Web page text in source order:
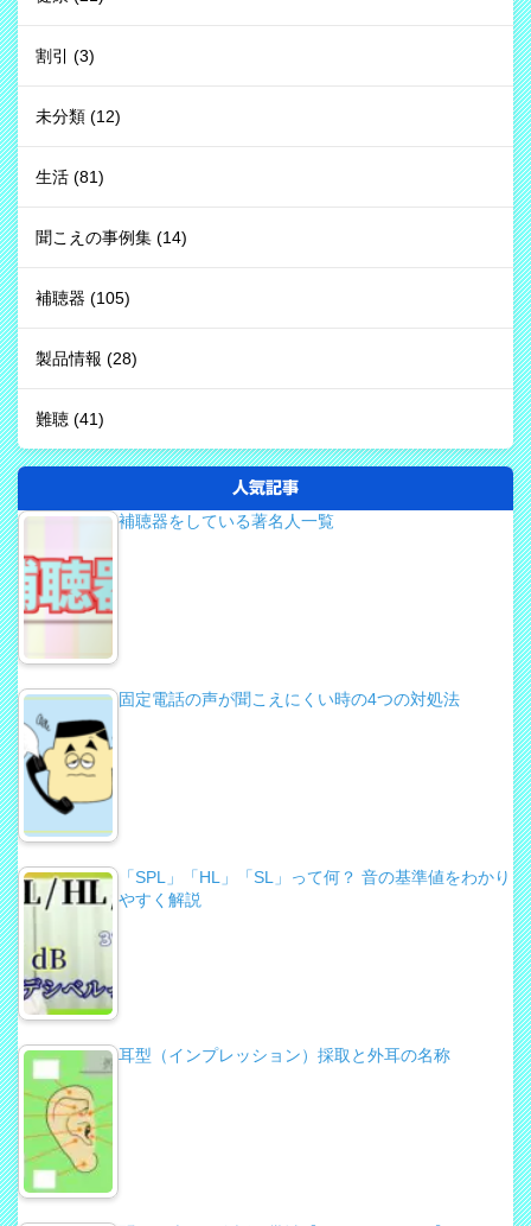
割引 (3)
未分類 (12)
生活 (81)
聞こえの事例集 (14)
補聴器 (105)
製品情報 (28)
難聴 (41)
人気記事
補聴器をしている著名人一覧
固定電話の声が聞こえにくい時の4つの対処法
「SPL」「HL」「SL」って何？ 音の基準値をわかり
やすく解説
耳型（インプレッション）採取と外耳の名称